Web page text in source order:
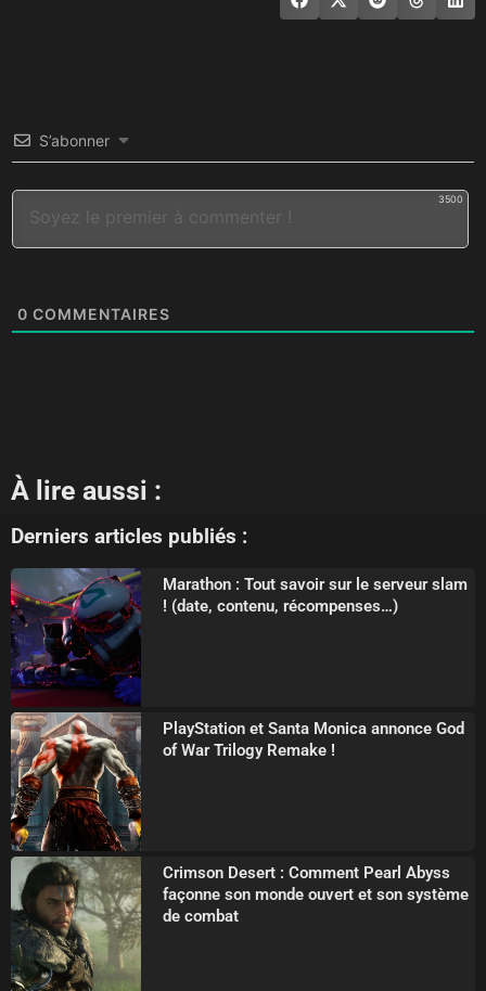
S’abonner
3500
0 COMMENTAIRES
À lire aussi :
Derniers articles publiés :
Marathon : Tout savoir sur le serveur slam
! (date, contenu, récompenses…)
PlayStation et Santa Monica annonce God
of War Trilogy Remake !
Crimson Desert : Comment Pearl Abyss
façonne son monde ouvert et son système
de combat